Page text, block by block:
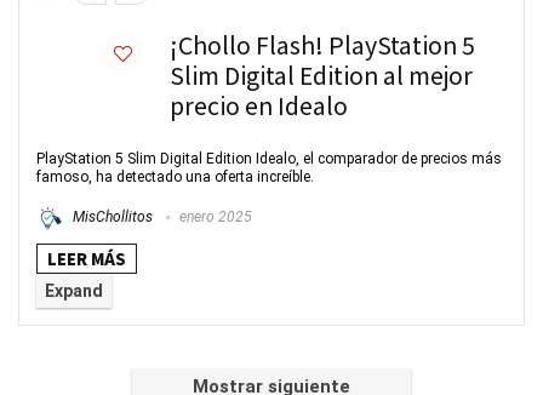
¡Chollo Flash! PlayStation 5
Slim Digital Edition al mejor
precio en Idealo
PlayStation 5 Slim Digital Edition Idealo, el comparador de precios más
famoso, ha detectado una oferta increíble.
MisChollitos enero 2025
LEER MÁS
Expand
Mostrar siguiente